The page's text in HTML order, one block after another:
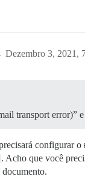
Dezembro 3, 2021,
transport error)”
configurar o
. Acho que você
documento.